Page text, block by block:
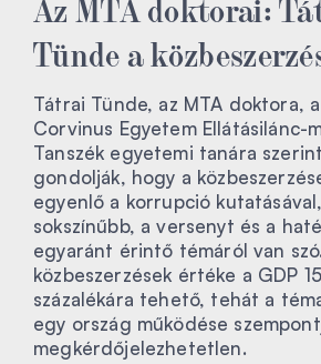
Tünde a
Tátrai Tünde, az MTA doktora,
Corvinus Egyetem Ellátásilánc-
Tanszék egyetemi tanára
gondolják, hogy a
egyenlő a korrupció
sokszínűbb, a versenyt és a
egyaránt érintő témáról van
közbeszerzések értéke a GDP
százalékára tehető, tehát a
egy ország működése
megkérdőjelezhetetlen.